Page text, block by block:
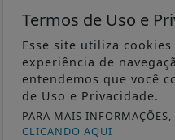
ÁGUA PRETA 24H -
TERMOS DE
Termos de Uso e
Esse site utiliza
experiência de
entendemos que você
de Uso e Privacidade.
PARA MAIS INFORMAÇÕES,
CLICANDO AQUI